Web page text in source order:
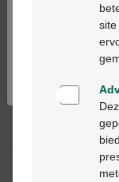
Description
Description